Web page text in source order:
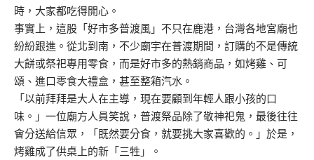
時，大家都吃得開心。
事實上，這股「好市多普渡風」不只在鹿港，台灣各地宮廟也
紛紛跟進。從北到南，不少廟宇在普渡期間，訂購的不是傳統
大餅或祭祀專用零食，而是好市多的熱銷商品，如烤雞、可
頌、進口零食大禮盒，甚至整箱汽水。
「以前拜拜是大人在主導，現在要顧到年輕人跟小孩的口
味。」一位廟方人員笑說，普渡祭品除了敬神祀鬼，最後往往
會分送給信眾，「既然要分食，就要挑大家喜歡的。」於是，
烤雞成了供桌上的新「三牲」。